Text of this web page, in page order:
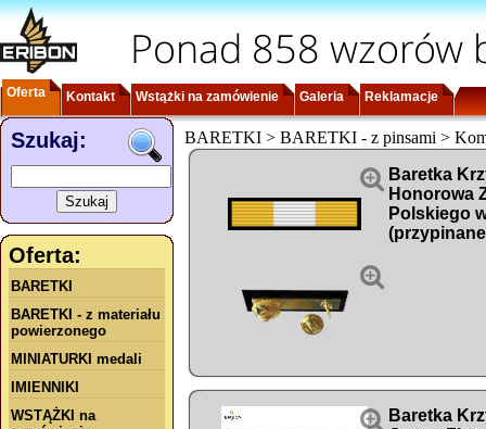
Ponad 858 wzorów
Oferta Kontakt Wstążki na zamówienie Galeria Reklamacje
Szukaj:
Oferta:
BARETKI
BARETKI - z materiału
powierzonego
MINIATURKI medali
IMIENNIKI
WSTĄŻKI na
BARETKI > BARETKI - z pinsami >


Baretka
Honorowa
Polskiego
 Baretka